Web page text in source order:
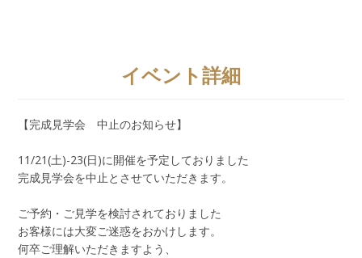
イベント詳細
【完成見学会 中止のお知らせ】
11/21(土)-23(日)に開催を予定しておりました
完成見学会を中止とさせていただきます。
ご予約・ご見学を検討されておりました
お客様には大変ご迷惑をおかけします。
何卒ご理解いただきますよう、